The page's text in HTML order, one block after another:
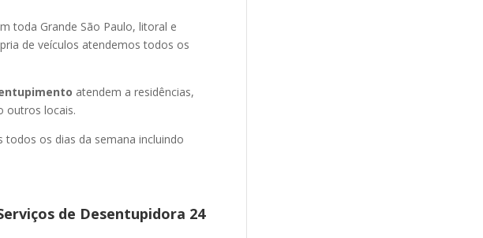
toda Grande São Paulo, litoral e
de veículos atendemos todos os
atendem a residências,
outros locais.
os dias da semana incluindo
de Desentupidora 24